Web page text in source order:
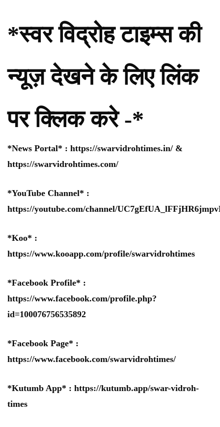
*स्वर विद्रोह टाइम्स की
न्यूज़ देखने के लिए लिंक
पर क्लिक करे -*
*News Portal* : https://swarvidrohtimes.in/ &
https://swarvidrohtimes.com/
*YouTube Channel* :
https://youtube.com/channel/
*Koo* :
https://www.kooapp.com/profile/swarvidrohtimes
*Facebook Profile* :
https://www.facebook.com/profile.php?
id=100076756535892
*Facebook Page* :
https://www.facebook.com/swarvidrohtimes/
*Kutumb App* : https://kutumb.app/swar-vidroh-
times